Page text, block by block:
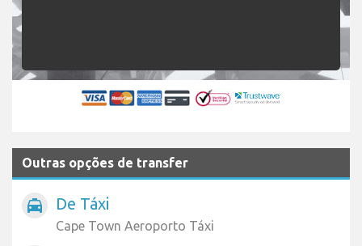
Outras opções de transfer
local_taxi De Táxi
Cape Town Aeroporto Táxi